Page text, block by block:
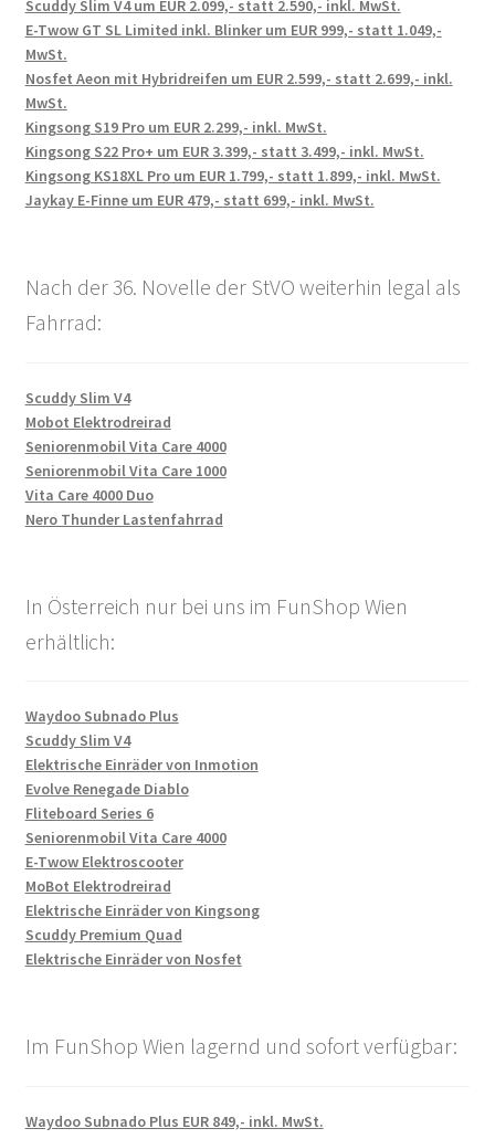
Scuddy Slim V4 um EUR 2.099,- statt 2.590,- inkl. MwSt.
E-Twow GT SL Limited inkl. Blinker um EUR 999,- statt 1.049,-
MwSt.
Nosfet Aeon mit Hybridreifen um EUR 2.599,- statt 2.699,- inkl.
MwSt.
Kingsong S19 Pro um EUR 2.299,- inkl. MwSt.
Kingsong S22 Pro+ um EUR 3.399,- statt 3.499,- inkl. MwSt.
Kingsong KS18XL Pro um EUR 1.799,- statt 1.899,- inkl. MwSt.
Jaykay E-Finne um EUR 479,- statt 699,- inkl. MwSt.
Nach der 36. Novelle der StVO weiterhin legal als
Fahrrad:
Scuddy Slim V4
Mobot Elektrodreirad
Seniorenmobil Vita Care 4000
Seniorenmobil Vita Care 1000
Vita Care 4000 Duo
Nero Thunder Lastenfahrrad
In Österreich nur bei uns im FunShop Wien
erhältlich:
Waydoo Subnado Plus
Scuddy Slim V4
Elektrische Einräder von Inmotion
Evolve Renegade Diablo
Fliteboard Series 6
Seniorenmobil Vita Care 4000
E-Twow Elektroscooter
MoBot Elektrodreirad
Elektrische Einräder von Kingsong
Scuddy Premium Quad
Elektrische Einräder von Nosfet
Im FunShop Wien lagernd und sofort verfügbar:
Waydoo Subnado Plus EUR 849,- inkl. MwSt.